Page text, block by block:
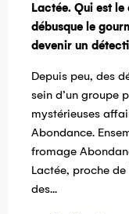
Lactée. Qui est
débusque le
devenir un
Depuis peu, des
sein d’un groupe
mystérieuses
Abondance.
fromage
Lactée, proche
des...